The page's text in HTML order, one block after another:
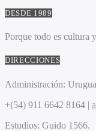
DESDE 1989
Porque todo es cultura
DIRECCIONES
Administración:
+(54) 911 6642 8164 |
Estudios: Guido 1566.